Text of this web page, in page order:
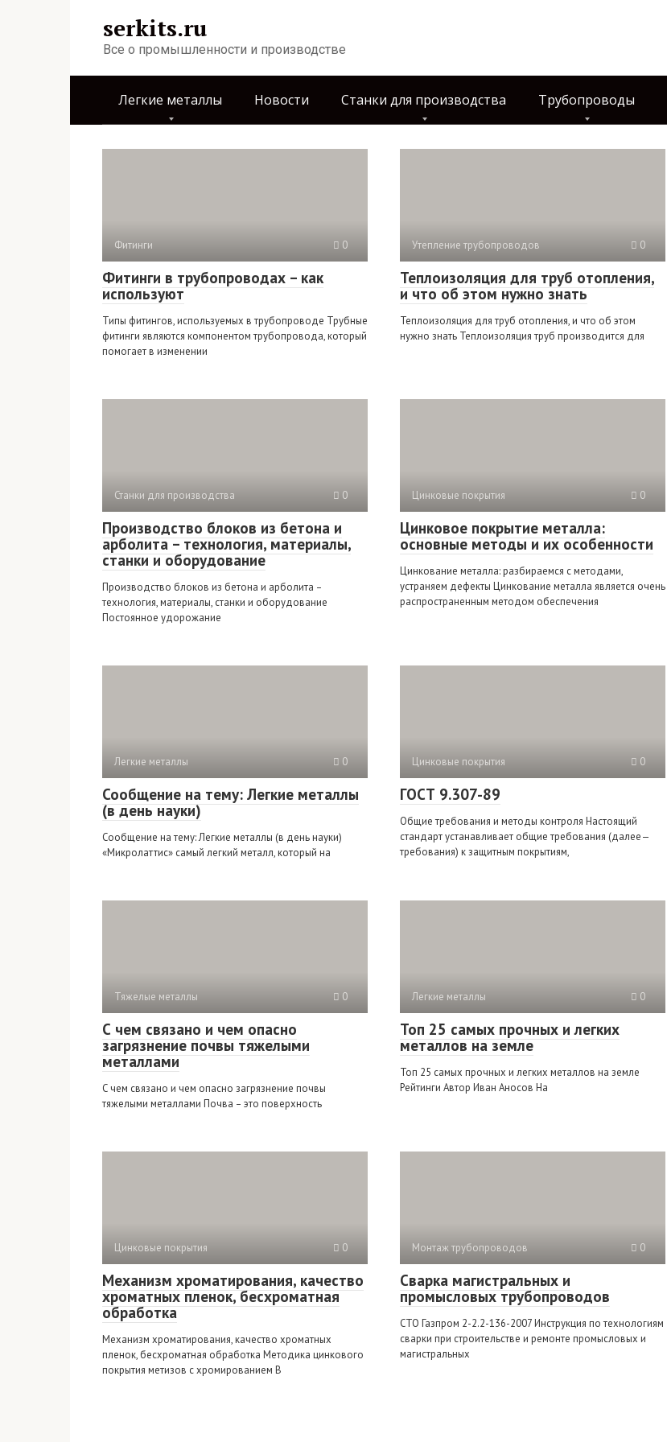
serkits.ru
Все о промышленности и производстве
Легкие металлы Новости Станки для производства Трубопроводы
Фитинги 0
Фитинги в трубопроводах – как
используют
Типы фитингов, используемых в трубопроводе Трубные
фитинги являются компонентом трубопровода, который
помогает в изменении
Утепление трубопроводов 0
Теплоизоляция для труб отопления,
и что об этом нужно знать
Теплоизоляция для труб отопления, и что об этом
нужно знать Теплоизоляция труб производится для
Станки для производства 0
Производство блоков из бетона и
арболита – технология, материалы,
станки и оборудование
Производство блоков из бетона и арболита –
технология, материалы, станки и оборудование
Постоянное удорожание
Цинковые покрытия 0
Цинковое покрытие металла:
основные методы и их особенности
Цинкование металла: разбираемся с методами,
устраняем дефекты Цинкование металла является очень
распространенным методом обеспечения
Легкие металлы 0
Сообщение на тему: Легкие металлы
(в день науки)
Сообщение на тему: Легкие металлы (в день науки)
«Микролаттис» самый легкий металл, который на
Цинковые покрытия 0
ГОСТ 9.307-89
Общие требования и методы контроля Настоящий
стандарт устанавливает общие требования (далее—
требования) к защитным покрытиям,
Тяжелые металлы 0
С чем связано и чем опасно
загрязнение почвы тяжелыми
металлами
С чем связано и чем опасно загрязнение почвы
тяжелыми металлами Почва – это поверхность
Легкие металлы 0
Топ 25 самых прочных и легких
металлов на земле
Топ 25 самых прочных и легких металлов на земле
Рейтинги Автор Иван Аносов На
Цинковые покрытия 0
Механизм хроматирования, качество
хроматных пленок, бесхроматная
обработка
Механизм хроматирования, качество хроматных
пленок, бесхроматная обработка Методика цинкового
покрытия метизов с хромированием В
Монтаж трубопроводов 0
Сварка магистральных и
промысловых трубопроводов
СТО Газпром 2-2.2-136-2007 Инструкция по технологиям
сварки при строительстве и ремонте промысловых и
магистральных